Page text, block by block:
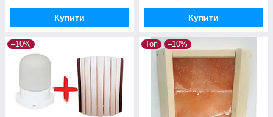
Купити Купити
–10% Топ –10%